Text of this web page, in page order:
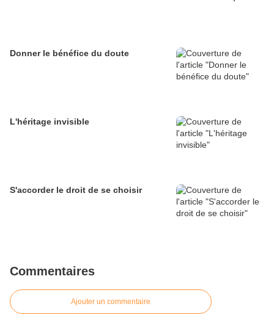
Donner le bénéfice du doute
L'héritage invisible
S'accorder le droit de se choisir
Commentaires
Ajouter un commentaire